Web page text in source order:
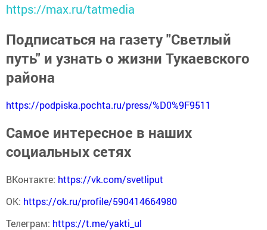
https://max.ru/tatmedia
Подписаться на газету "Светлый
путь" и узнать о жизни Тукаевского
района
https://podpiska.pochta.ru/press/%D0%9F9511
Самое интересное в наших
социальных сетях
ВКонтакте: https://vk.com/svetliput
ОК: https://ok.ru/profile/590414664980
Телеграм: https://t.me/yakti_ul